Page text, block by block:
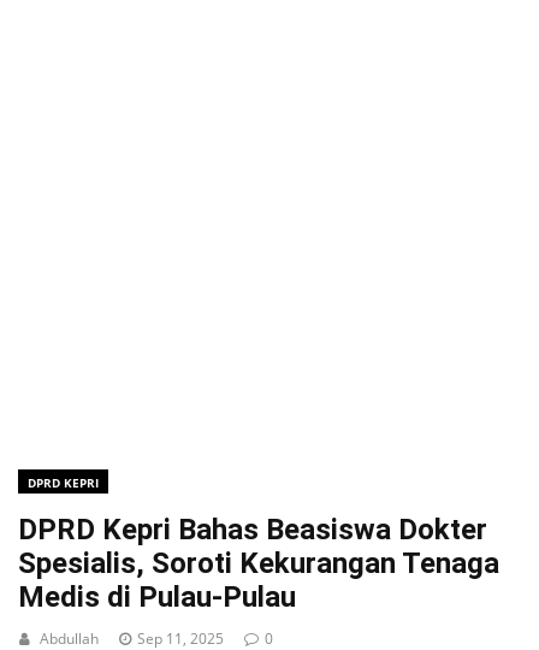
DPRD KEPRI
DPRD Kepri Bahas Beasiswa Dokter
Spesialis, Soroti Kekurangan Tenaga
Medis di Pulau-Pulau
Abdullah Sep 11, 2025 0